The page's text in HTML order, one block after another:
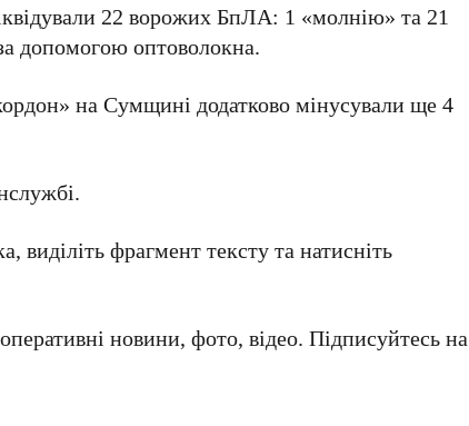
22 ворожих БпЛА: 1 «молнію» та 21
допомогою оптоволокна.
на Сумщині додатково мінусували ще 4
фрагмент тексту та натисніть
новини, фото, відео. Підписуйтесь на